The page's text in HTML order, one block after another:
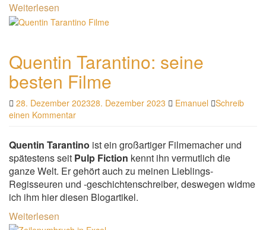
Weiterlesen
Quentin Tarantino: seine
besten Filme
28. Dezember 202328. Dezember 2023 Emanuel
Schreib
einen Kommentar
Quentin Tarantino ist ein großartiger Filmemacher und
spätestens seit Pulp Fiction kennt ihn vermutlich die
ganze Welt. Er gehört auch zu meinen Lieblings-
Regisseuren und -geschichtenschreiber, deswegen widme
ich ihm hier diesen Blogartikel.
Weiterlesen